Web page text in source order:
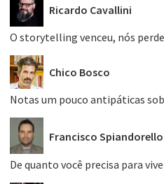
Ricardo Cavallini
O storytelling venceu, nós
Chico Bosco
Notas um pouco antipáticas
Francisco Spiandorello
De quanto você precisa para